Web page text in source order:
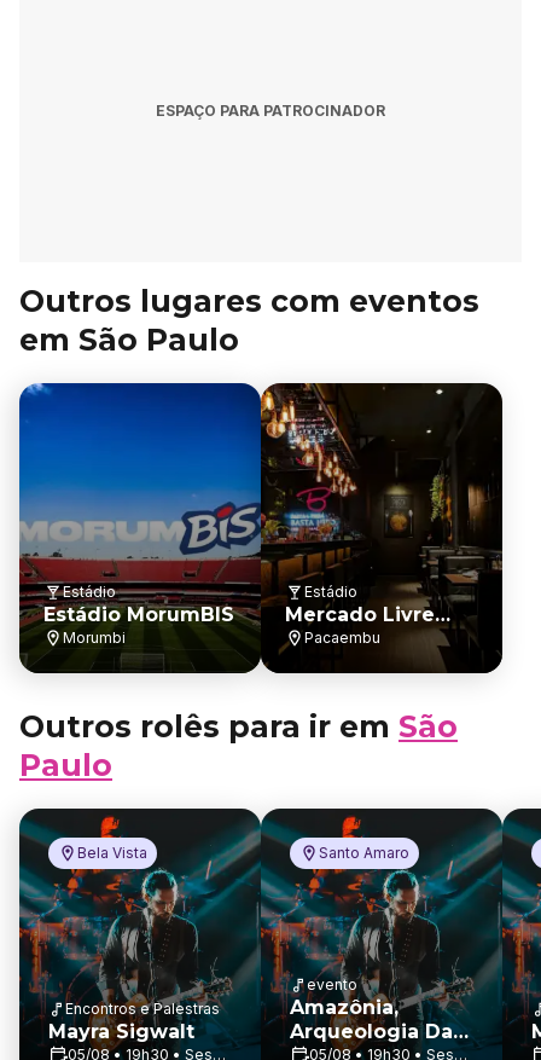
ESPAÇO PARA PATROCINADOR
Outros lugares com eventos
em São Paulo
Estádio
Estádio MorumBIS
Morumbi
Estádio
Mercado Livre
Arena Pacaembu
Pacaembu
Outros rolês para ir em São
Paulo
Bela Vista
Encontros e Palestras
Mayra Sigwalt
05/08 • 19h30 • Sesc
Santo Amaro
evento
Amazônia,
Arqueologia Da
05/08 • 19h30 • Sesc